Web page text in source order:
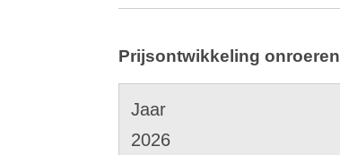
Prijsontwikkeling
Jaar
2026